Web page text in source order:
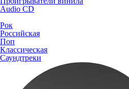
Audio CD
Рок
Российская
Поп
Классическая
Саундтреки